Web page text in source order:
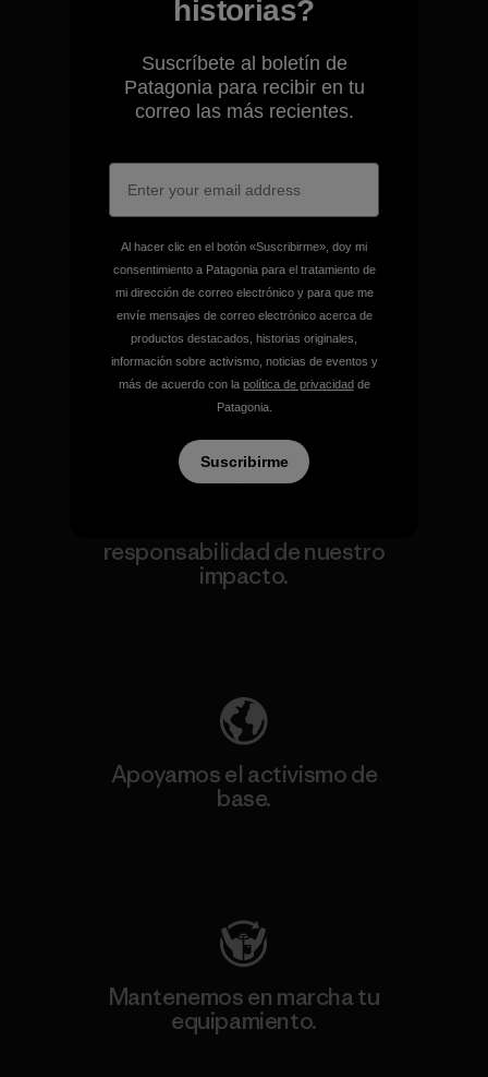
Garantizamos todos los
productos que fabricamos.
Ver Garantía Blindada
responsabilidad de nuestro
impacto.
Apoyamos el activismo de
base.
Mantenemos en marcha tu
equipamiento.
historias?
Suscríbete al boletín de
Patagonia para recibir en tu
correo las más recientes.
Al hacer clic en el botón «Suscribirme», doy mi
consentimiento a Patagonia para el tratamiento de
mi dirección de correo electrónico y para que me
envíe mensajes de correo electrónico acerca de
productos destacados, historias originales,
información sobre activismo, noticias de eventos y
más de acuerdo con la política de privacidadde
Patagonia.
Suscribirme